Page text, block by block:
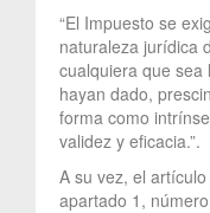
“El Impuesto se
naturaleza jurídica
cualquiera que sea
hayan dado,
forma como
validez y eficacia.”.
A su vez, el
apartado 1,